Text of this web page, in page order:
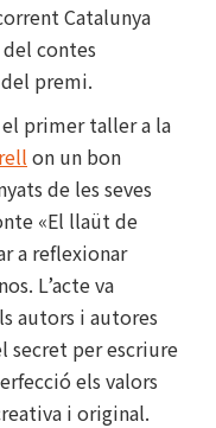
Catalunya
contes
premi.
el primer taller a la
on un bon
de les seves
«El llaüt de
a reflexionar
L’acte va
autors i autores
secret per escriure
els valors
i original.